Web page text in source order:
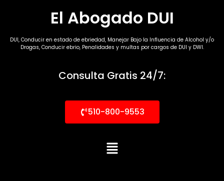
El Abogado DUI
DUI, Conducir en estado de ebriedad, Manejar Bajo la Influencia de Alcohol y/o
Drogas, Conducir ebrio, Penalidades y multas por cargos de DUI y DWI.
Consulta Gratis 24/7:
510-800-9553